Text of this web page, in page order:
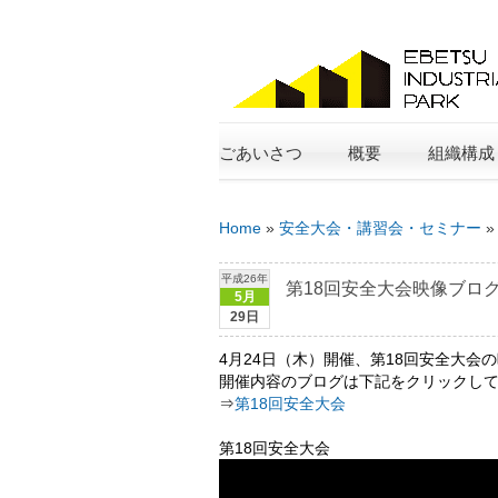
ごあいさつ 概要 組織構成
Home » 安全大会・講習会・セミナー »
平成26年
5月
29日
第18回安全大会映像ブロ
4月24日（木）開催、第18回安全大会
開催内容のブログは下記をクリックし
⇒第18回安全大会
第18回安全大会